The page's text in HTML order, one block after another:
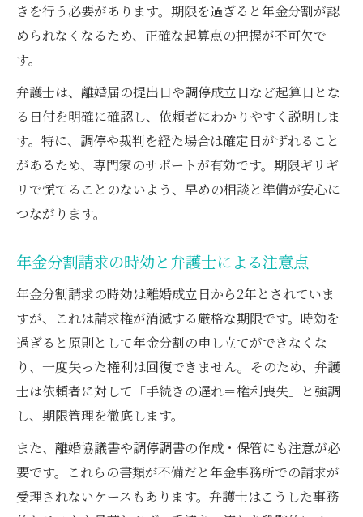
きを行う必要があります。期限を過ぎると年金分割が認
められなくなるため、正確な起算点の把握が不可欠で
す。
弁護士は、離婚届の提出日や調停成立日など起算日とな
る日付を明確に確認し、依頼者にわかりやすく説明しま
す。特に、調停や裁判を経た場合は確定日がずれること
があるため、専門家のサポートが有効です。期限ギリギ
リで慌てることのないよう、早めの相談と準備が安心に
つながります。
年金分割請求の時効と弁護士による注意点
年金分割請求の時効は離婚成立日から2年とされていま
すが、これは請求権が消滅する厳格な期限です。時効を
過ぎると原則として年金分割の申し立てができなくな
り、一度失った権利は回復できません。そのため、弁護
士は依頼者に対して「手続きの遅れ＝権利喪失」と強調
し、期限管理を徹底します。
また、離婚協議書や調停調書の作成・保管にも注意が必
要です。これらの書類が不備だと年金事務所での請求が
受理されないケースもあります。弁護士はこうした事務